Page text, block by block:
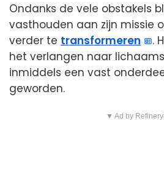
Ondanks de vele obstakels
vasthouden aan zijn missie
verder te transformeren
.
het verlangen naar
inmiddels een vast
geworden.
▼ Ad by